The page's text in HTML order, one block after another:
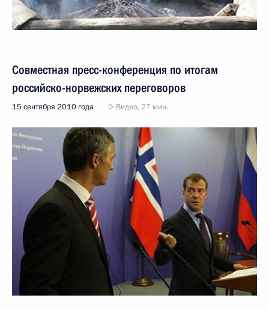
Совместная пресс-конференция по итогам
российско-норвежских переговоров
15 сентября 2010 года Видео, 27 мин.